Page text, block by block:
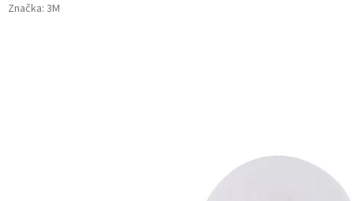
Značka: 3M